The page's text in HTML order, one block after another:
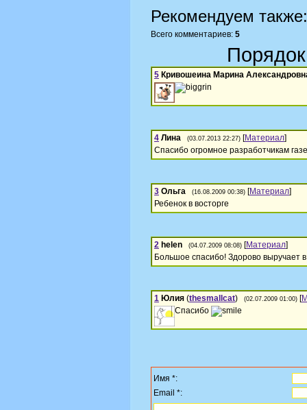
Рекомендуем также:
Всего комментариев: 5
5 Кривошеина Марина
4 Лина (03.07.2013 22:27) [Материал]
Спасибо огромное разработчикам
3 Ольга (16.08.2009 00:38) [Материал]
Ребенок в восторге
2 helen (04.07.2009 08:08) [Материал]
Большое спасибо! Здорово выручает
1 Юлия (thesmallcat) (02.07.2009 01:00) [
Спасибо
Имя *:
Email *: